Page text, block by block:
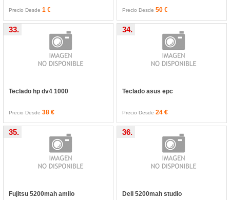
Precio Desde1 € Precio Desde 50 €
Teclado hp dv4 1000
33.
Precio Desde38 €
Teclado asus epc
34.
Precio Desde 24 €
Fujitsu 5200mah amilo
35.
Dell 5200mah studio
36.